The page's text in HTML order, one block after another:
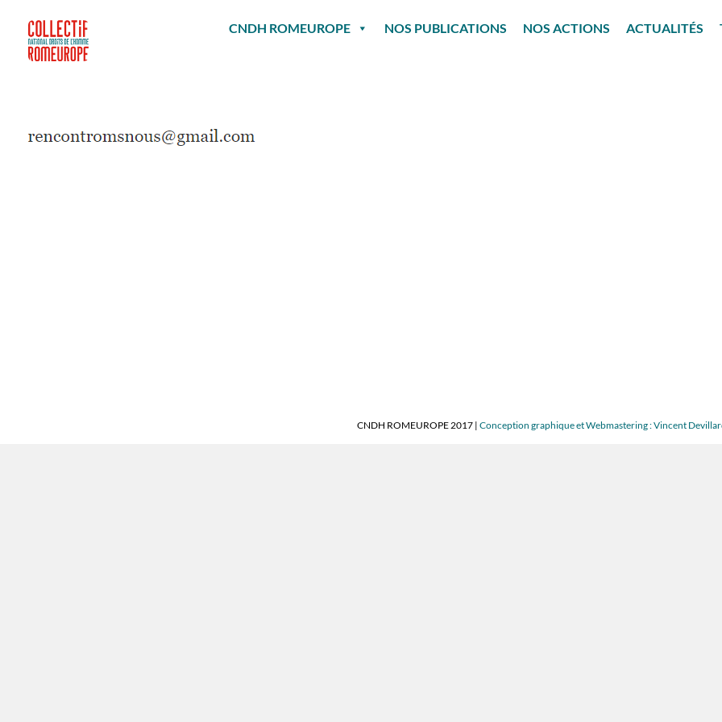
contenu
CNDH ROMEUROPE NOS PUBLICATIONS NOS ACTIONS ACTUALITÉS
CNDH ROMEUROPE 2017 | Conception graphique et Webmastering : Vincent